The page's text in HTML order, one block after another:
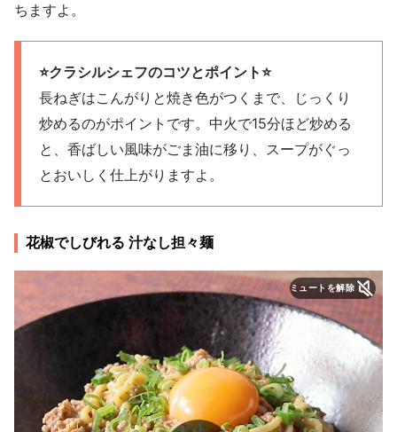
ちますよ。
⭐️クラシルシェフのコツとポイント⭐️
長ねぎはこんがりと焼き色がつくまで、じっくり
炒めるのがポイントです。中火で15分ほど炒める
と、香ばしい風味がごま油に移り、スープがぐっ
とおいしく仕上がりますよ。
花椒でしびれる 汁なし担々麺
ミュートを解除